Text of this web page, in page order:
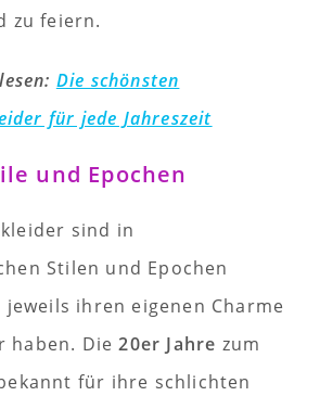
zu feiern.
Die schönsten
für jede Jahreszeit
und Epochen
sind in
Stilen und Epochen
ihren eigenen Charme
haben. Die20er Jahre zum
für ihre schlichten